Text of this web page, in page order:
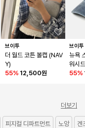
브이투
더 월드 코튼 볼캡 (NAV
Y)
55% 12,500원
브이투
뉴욕
워시
55%
더보기
피지컬 디파트먼트 노앙 겐